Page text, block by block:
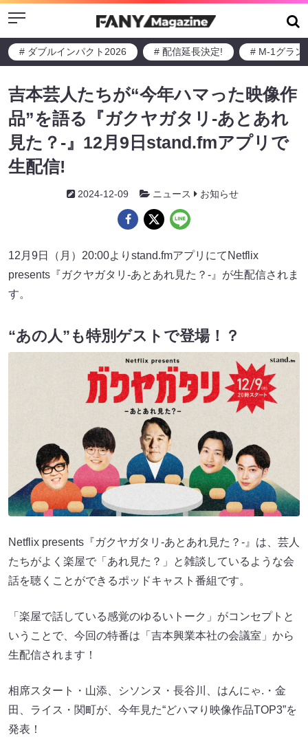
Menu
# ダブルインパクト2026 # 配信延長決定! # M-1グラン
吉本芸人たちが“今年ハマった映像作
品”を語る『ガクヤガタリ-あとあれ
見た？-』12月9日stand.fmアプリで
生配信!
2024-12-09 ニュース お知らせ
12月9日（月）20:00よりstand.fmアプリにてNetflix
presents『ガクヤガタリ-あとあれ見た？-』が生配信されま
す。
“あの人”も特別ゲストで登場！？
Netflix presents『ガクヤガタリ-あとあれ見た？-』は、芸人
たちがよく楽屋で「あれ見た？」と雑談しているような会
話を聴くことができるポッドキャスト番組です。
「楽屋で話している感覚のゆるいトーク」がコンセプトと
いうことで、今回の特番は「吉本興業本社の会議室」から
生配信されます！
相席スタート・山添、シソンヌ・長谷川、はんにゃ.・金
田、ライス・関町が、今年見た“どハマり映像作品TOP3”を
発表！